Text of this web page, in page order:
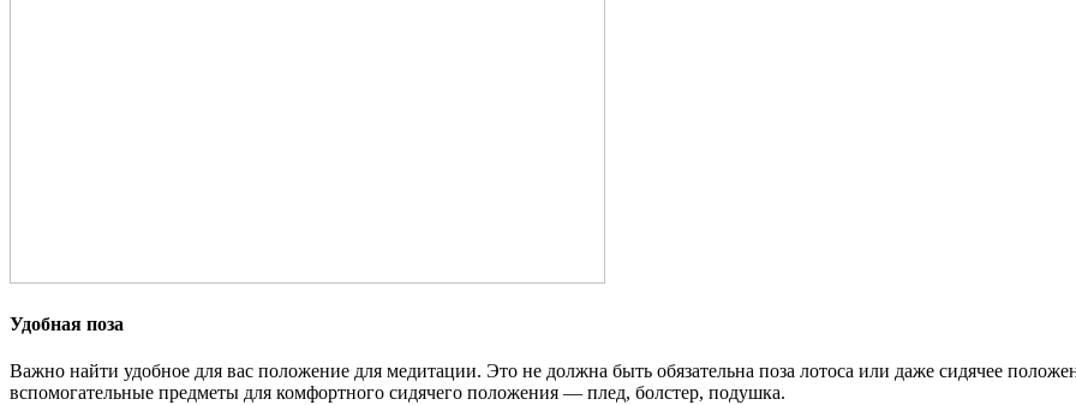
Удобная поза
Важно найти удобное для вас положение для медитации. Это не должна быть обязательна поза лотоса или даже сидячее
вспомогательные предметы для комфортного сидячего положения — плед, болстер, подушка.